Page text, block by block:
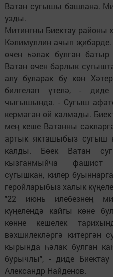
Ватан сугышы башлана.
узды.
Митингны Биектау районы
Кәлимуллин ачып
өчен һәлак булган
Ватан өчен барлык
алу буларак бу көн
билгеләп үтелә, -
чыгышында. - Сугыш
кермәгән өй калмады.
мең кеше Ватанны
артык якташыбыз сугыш
калды. Бөек Ватан
кызганмыйча фашист
сугышкан, килер
геройларыбыз халык
"22 июнь илебезнең
күңелендә кайгы көне
көнне кешелек
вәхшилекләргә
кырында һәлак булган
бурычлы", - диде
Александр Найденов.